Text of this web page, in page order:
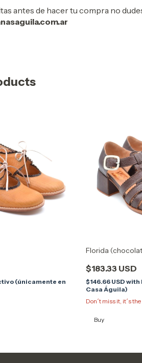
antes de hacer tu compra no
(únicamente en
Florida
$183.33 USD
$146.66 USD with
Casa Águila)
Don´t miss it, it´s
Buy